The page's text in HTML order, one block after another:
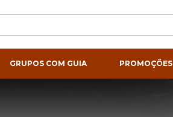
GRUPOS COM GUIA PROMOÇÕES